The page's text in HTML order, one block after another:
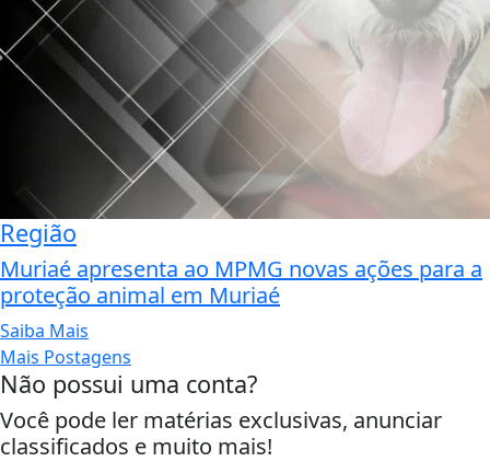
Região
Muriaé apresenta ao MPMG novas ações para a
proteção animal em Muriaé
Saiba Mais
Mais Postagens
Não possui uma conta?
Você pode ler matérias exclusivas, anunciar
classificados e muito mais!